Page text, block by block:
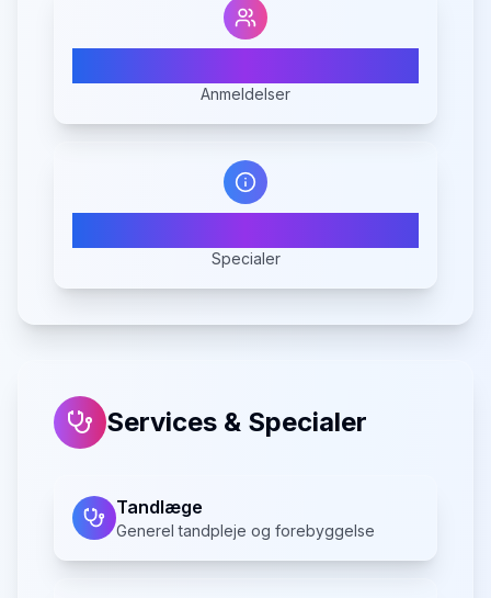
Anmeldelser
Specialer
Services & Specialer
Tandlæge
Generel tandpleje og forebyggelse